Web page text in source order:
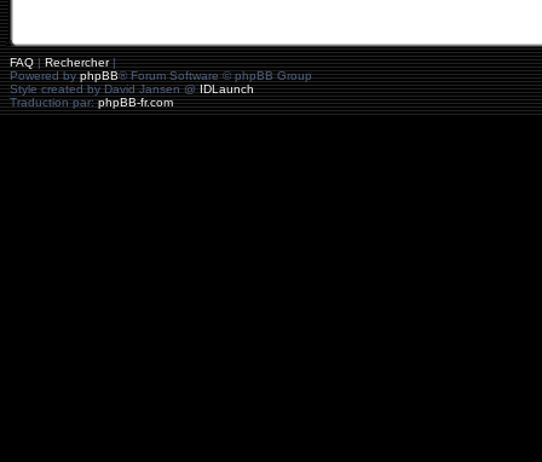
FAQ|Rechercher|
Powered byphpBB® Forum Software © phpBB Group
Style created by David Jansen @IDLaunch
Traduction par:phpBB-fr.com